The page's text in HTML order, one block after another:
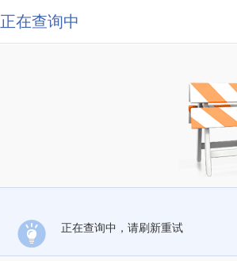
正在查询中
正在查询中，请刷新重试